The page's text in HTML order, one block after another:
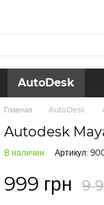
AutoDesk
Главная AutoDesk
Autodesk
В наличии Артикул:
999 грн 9